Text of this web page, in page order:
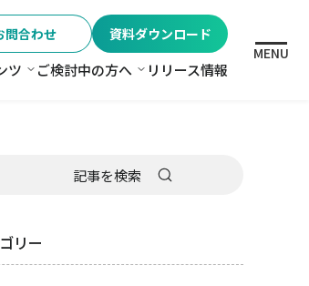
問合わせ 資料ダウンロード
ツ コンテンツ
ご検討中の方へ ご検討中の方へ
リリース情報
MENU
リー